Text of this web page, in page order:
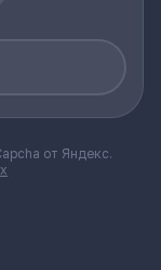
от Яндекс.